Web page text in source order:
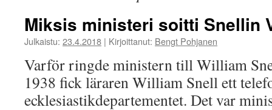
Miksis ministeri soitti Snellin
Julkaistu: 23.4.2018 | Kirjoittanut: Bengt Pohjanen
Varför ringde ministern till William
1938 fick läraren William Snell ett
ecklesiastikdepartementet. Det var